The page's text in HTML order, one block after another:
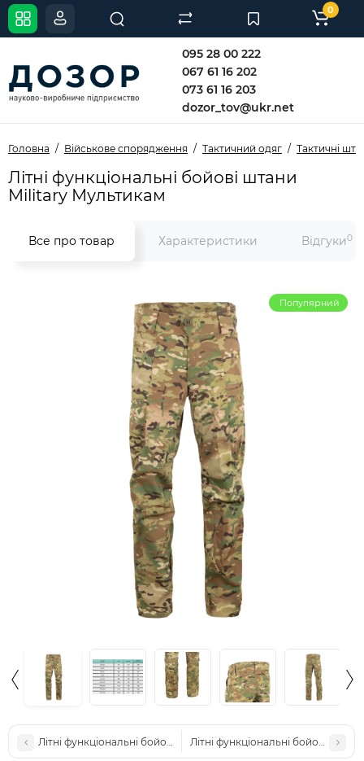
095 28 00 222
067 61 16 202
073 61 16 203
dozor_tov@ukr.net
0
Головна Військове спорядження Тактичний одяг Тактичні
Літні функціональні бойові штани
Military Мультикам
Все про товар Характеристики Відгуки0
Популярний
Літні функціональні бойові штани Military Мультикам
Літні функціональні бойові